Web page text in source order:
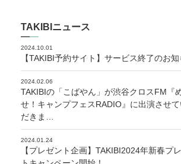
TAKIBIニュース
2024.10.01
【TAKIBI予約サイト】サービス終了のお
2024.02.06
TAKIBIの「こばやん」が渋谷クロスFM『
せ！キャンプフェスRADIO』に出演させて
だきま…
2024.01.24
【プレゼント企画】TAKIBI2024年新春プ